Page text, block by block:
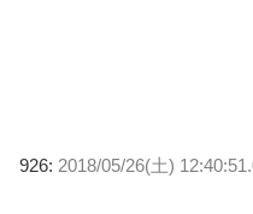
926: 2018/05/26(土)